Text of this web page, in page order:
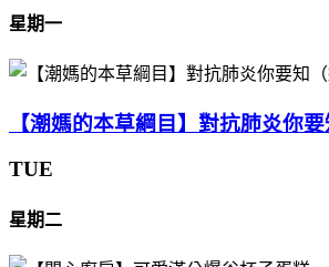
星期一
【潮媽的本草綱目】對抗肺炎你要
TUE
星期二